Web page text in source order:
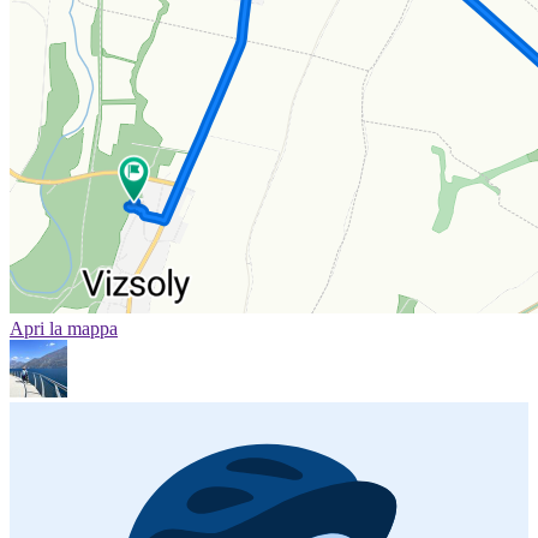
Apri la mappa